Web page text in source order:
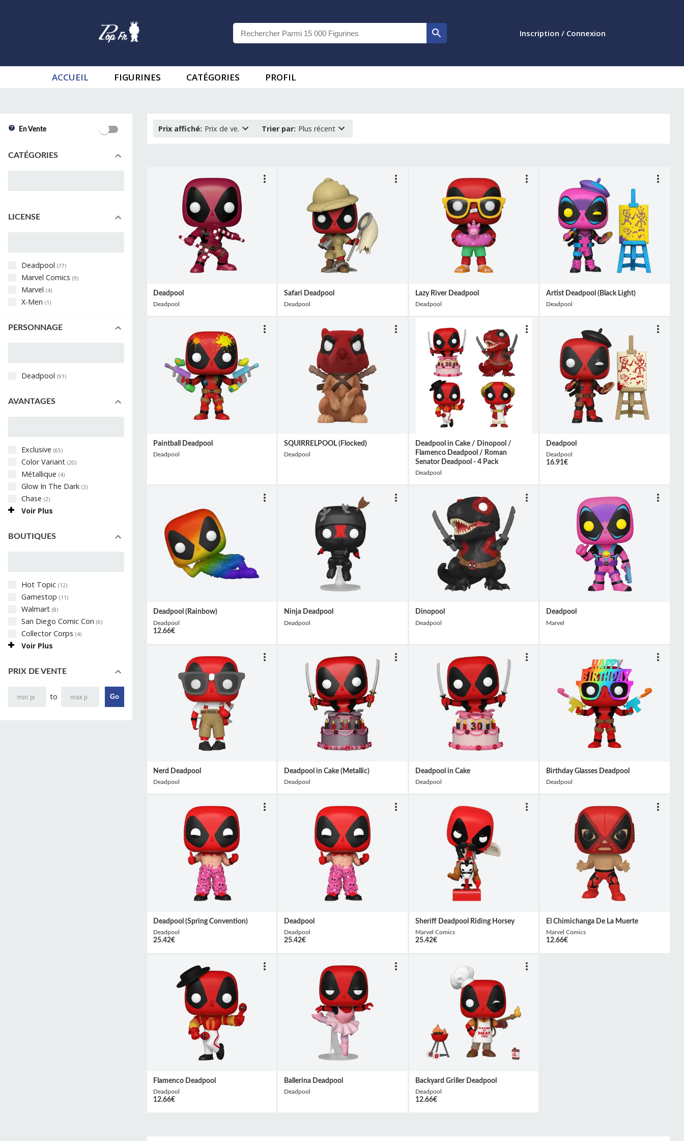
Inscription / Connexion
ACCUEIL FIGURINES CATÉGORIES PROFIL
En Vente
CATÉGORIES
LICENSE
Deadpool (77)
Marvel Comics (9)
Marvel (4)
X-Men (1 )
PERSONNAGE
Deadpool (91 )
AVANTAGES
Exclusive (65)
Color Variant (20)
Métallique (4)
Glow In The Dark (3)
Chase (2)
Voir Plus
BOUTIQUES
Hot Topic (12)
Gamestop (11 )
Walmart (8)
San Diego Comic Con (6)
Collector Corps (4)
Voir Plus
PRIX DE VENTE
to Go
Prix affiché: Prix de ve. Trier par: Plus récent
Deadpool
Deadpool
Safari Deadpool
Deadpool
Lazy River Deadpool
Deadpool
Artist Deadpool (Black Light)
Deadpool
Paintball Deadpool
Deadpool
SQUIRRELPOOL (Flocked)
Deadpool
Deadpool in Cake / Dinopool /
Flamenco Deadpool / Roman
Senator Deadpool - 4 Pack
Deadpool
Deadpool
Deadpool
16.91€
Deadpool (Rainbow)
Deadpool
12.66€
Ninja Deadpool
Deadpool
Dinopool
Deadpool
Deadpool
Marvel
Nerd Deadpool
Deadpool
Deadpool in Cake (Metallic)
Deadpool
Deadpool in Cake
Deadpool
Birthday Glasses Deadpool
Deadpool
Deadpool (Spring Convention)
Deadpool
25.42€
Deadpool
Deadpool
25.42€
Sheriff Deadpool Riding Horsey
Marvel Comics
25.42€
El Chimichanga De La Muerte
Marvel Comics
12.66€
Flamenco Deadpool
Deadpool
12.66€
Ballerina Deadpool
Deadpool
Backyard Griller Deadpool
Deadpool
12.66€